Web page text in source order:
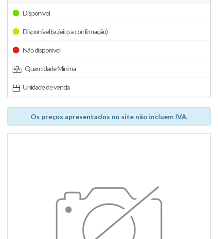
Disponível
Disponível (sujeito a confirmação)
Não disponível
Quantidade Mínima
Unidade de venda
Os preços apresentados no site não incluem IVA.